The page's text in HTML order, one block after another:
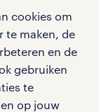
cookies om
te maken, de
en de
gebruiken
te
op jouw